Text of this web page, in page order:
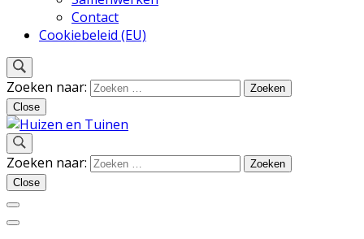
Contact
Cookiebeleid (EU)
Zoeken naar:
Close
Huizen en Tuinen
Inspiratie voor wonen en tuinieren
Zoeken naar:
Close